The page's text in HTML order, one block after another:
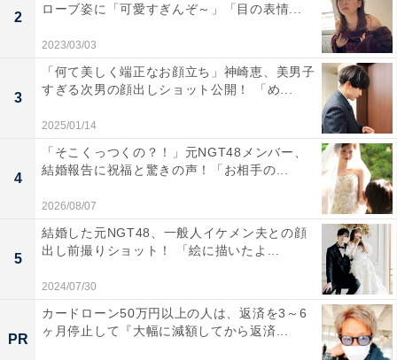
2
ローブ姿に「可愛すぎんぞ～」「目の表情...
2023/03/03
3
「何て美しく端正なお顔立ち」神崎恵、美男子
すぎる次男の顔出しショット公開！ 「め...
2025/01/14
4
「そこくっつくの？！」元NGT48メンバー、
結婚報告に祝福と驚きの声！「お相手の...
2026/08/07
5
結婚した元NGT48、一般人イケメン夫との顔
出し前撮りショット！ 「絵に描いたよ...
2024/07/30
PR
カードローン50万円以上の人は、返済を3～6
ヶ月停止して『大幅に減額してから返済...